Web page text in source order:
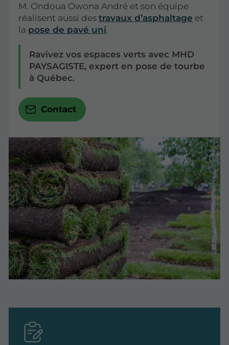
M. Ondoua Owona André et son équipe
réalisent aussi destravaux d’asphaltage et
la pose de pavé uni.
Ravivez vos espaces verts avec MHD
PAYSAGISTE, expert en pose de tourbe
à Québec.
Contact